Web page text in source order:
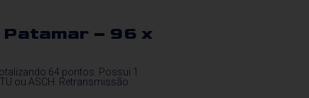
– 96 x
64 pontos. Possui 1
ou ASCH. Retransmissão